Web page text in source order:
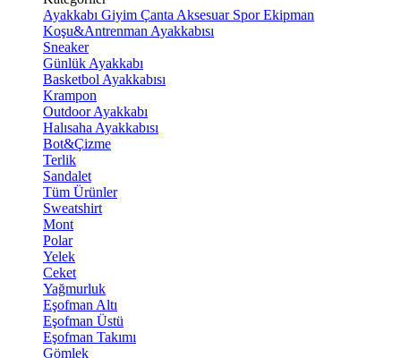
Ayakkabı Giyim Çanta Aksesuar Spor Ekipman
Koşu&Antrenman Ayakkabısı
Sneaker
Günlük Ayakkabı
Basketbol Ayakkabısı
Krampon
Outdoor Ayakkabı
Halısaha Ayakkabısı
Bot&Çizme
Terlik
Sandalet
Tüm Ürünler
Sweatshirt
Mont
Polar
Yelek
Ceket
Yağmurluk
Eşofman Altı
Eşofman Üstü
Eşofman Takımı
Gömlek